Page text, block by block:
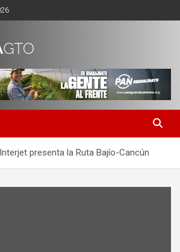
Interjet presenta la Ruta Bajío-Cancún